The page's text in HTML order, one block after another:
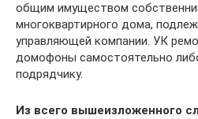
общим имуществом
многоквартирного дома,
управляющей компании. УК
домофоны самостоятельно
подрядчику.
Из всего вышеизложенного